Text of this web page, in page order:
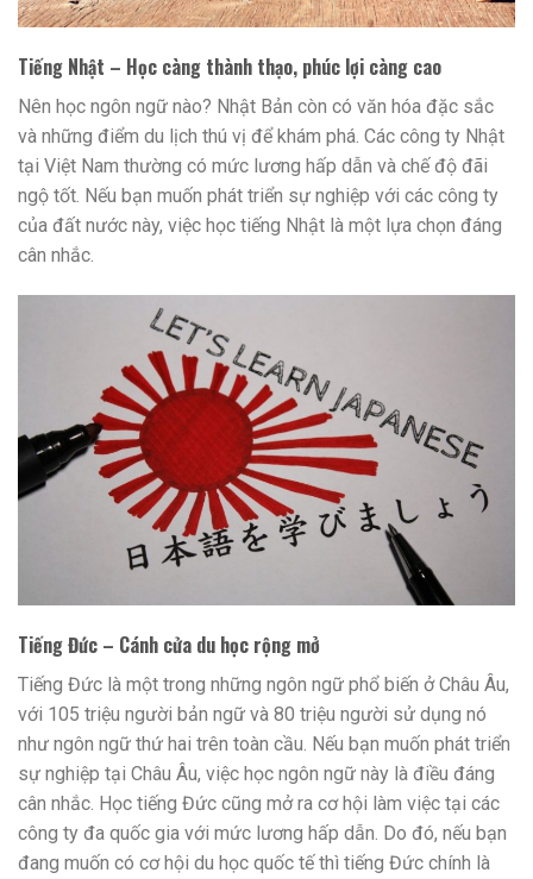
Tiếng Nhật – Học càng thành thạo, phúc lợi càng cao
Nên học ngôn ngữ nào? Nhật Bản còn có văn hóa đặc sắc
và những điểm du lịch thú vị để khám phá. Các công ty Nhật
tại Việt Nam thường có mức lương hấp dẫn và chế độ đãi
ngộ tốt. Nếu bạn muốn phát triển sự nghiệp với các công ty
của đất nước này, việc học tiếng Nhật là một lựa chọn đáng
cân nhắc.
Tiếng Đức – Cánh cửa du học rộng mở
Tiếng Đức là một trong những ngôn ngữ phổ biến ở Châu Âu,
với 105 triệu người bản ngữ và 80 triệu người sử dụng nó
như ngôn ngữ thứ hai trên toàn cầu. Nếu bạn muốn phát triển
sự nghiệp tại Châu Âu, việc học ngôn ngữ này là điều đáng
cân nhắc. Học tiếng Đức cũng mở ra cơ hội làm việc tại các
công ty đa quốc gia với mức lương hấp dẫn. Do đó, nếu bạn
đang muốn có cơ hội du học quốc tế thì tiếng Đức chính là